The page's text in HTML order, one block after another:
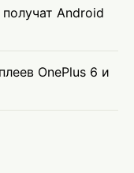
Android
OnePlus 6 и